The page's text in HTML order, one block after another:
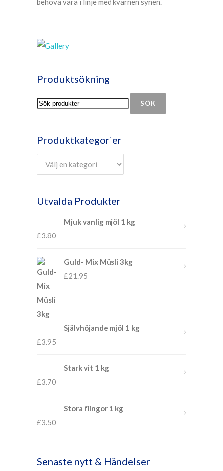
behöva vara i linje med kvarnen synen.
Produktsökning
SÖK
Produktkategorier
Utvalda Produkter
Mjuk vanlig mjöl 1 kg
£3.80
Guld- Mix Müsli 3kg
£21.95
Självhöjande mjöl 1 kg
£3.95
Stark vit 1 kg
£3.70
Stora flingor 1 kg
£3.50
Senaste nytt & Händelser